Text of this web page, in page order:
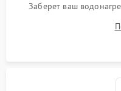
Заберет ваш